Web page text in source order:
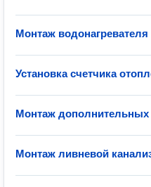
Монтаж водонагревателя
Установка счетчика
Монтаж дополнительных
Монтаж ливневой